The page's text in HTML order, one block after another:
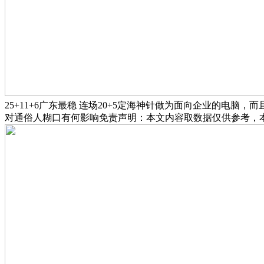
25+11+6广东最稳 连场20+5定海神针做为面向企业的电脑，
对通俗人糊口有何影响免责声明：本文内容取数据仅供参考